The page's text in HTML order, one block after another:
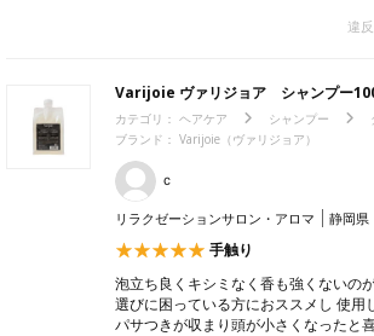
違
Varijoie ヴァリジョア シャンプー
カテゴリ： ヘアケア シャンプー
ブランド： Varijoie（ヴァリジョア）
ｃ
リラクゼーションサロン・アロマ 静岡県
手触り
泡立ち良くキシミなく香も強くないの
選びに困っている方におススメし 使用
パサつきが収まり頭が小さくなったと